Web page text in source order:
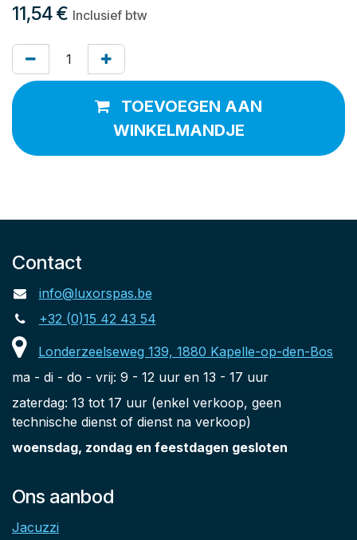
11,54€ Inclusief btw
TOEVOEGEN AAN
WINKELMANDJE
Contact
info@luxorspas.be
+32 (0)15 42 43 54
Londerzeelseweg 139, 1880 Kapelle-op-den-Bos
ma - di - do - vrij: 9 - 12 uur en 13 - 17 uur
zaterdag: 13 tot 17 uur (enkel verkoop, geen
technische dienst of dienst na verkoop)
woensdag, zondag en feestdagen gesloten
Ons aanbod
Jacuzzi